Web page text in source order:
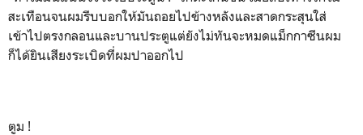
สะเทือนจนผมรีบบอกให้มันถอยไปข้างหลังและสาดกระสุนใส่
เข้าไปตรงกลอนและบานประตูแต่ยังไม่ทันจะหมดแม็กกาซีนผม
ก็ได้ยินเสียงระเบิดที่ผมปาออกไป
ตูม !